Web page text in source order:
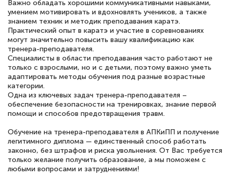
Важно обладать хорошими коммуникативными навыками,
умением мотивировать и вдохновлять учеников, а также
знанием техник и методик преподавания каратэ.
Практический опыт в каратэ и участие в соревнованиях
могут значительно повысить вашу квалификацию как
тренера-преподавателя.
Специалисты в области преподавания часто работают не
только с взрослыми, но и с детьми, поэтому важно уметь
адаптировать методы обучения под разные возрастные
категории.
Одна из ключевых задач тренера-преподавателя –
обеспечение безопасности на тренировках, знание первой
помощи и способов предотвращения травм.
Обучение на тренера-преподавателя в АПКиПП и получение
легитимного диплома — единственный способ работать
законно, без штрафов и риска увольнения. От Вас требуется
только желание получить образование, а мы поможем с
любыми вопросами и затруднениями!